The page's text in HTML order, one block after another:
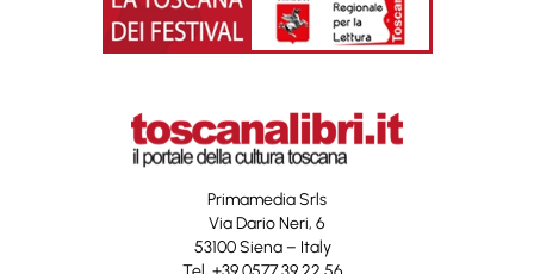
Primamedia Srls
Via Dario Neri, 6
53100 Siena – Italy